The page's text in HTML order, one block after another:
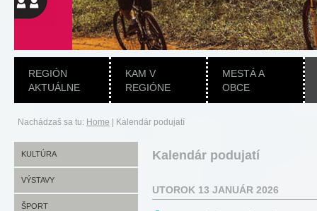
REGIÓN
AKTUÁLNE
KAM V
REGIÓNE
MESTÁ A
OBCE
Nachádzaš sa tu: Home Kalendár podujatí
KULTÚRA
VÝSTAVY
ŠPORT
Kalendár podujatí
UTOROK 13 JANUÁR 2026